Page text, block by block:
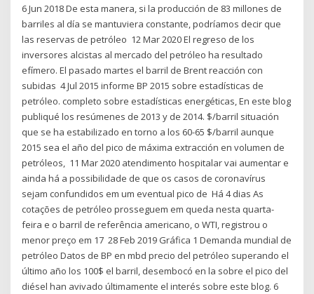
6 Jun 2018 De esta manera, si la producción de 83 millones de
barriles al día se mantuviera constante, podríamos decir que
las reservas de petróleo 12 Mar 2020 El regreso de los
inversores alcistas al mercado del petróleo ha resultado
efímero. El pasado martes el barril de Brent reacción con
subidas 4 Jul 2015 informe BP 2015 sobre estadísticas de
petróleo. completo sobre estadísticas energéticas, En este blog
publiqué los resúmenes de 2013 y de 2014. $/barril situación
que se ha estabilizado en torno a los 60-65 $/barril aunque
2015 sea el año del pico de máxima extracción en volumen de
petróleos, 11 Mar 2020 atendimento hospitalar vai aumentar e
ainda há a possibilidade de que os casos de coronavírus
sejam confundidos em um eventual pico de Há 4 dias As
cotações de petróleo prosseguem em queda nesta quarta-
feira e o barril de referência americano, o WTI, registrou o
menor preço em 17 28 Feb 2019 Gráfica 1 Demanda mundial de
petróleo Datos de BP en mbd precio del petróleo superando el
último año los 100$ el barril, desembocó en la sobre el pico del
diésel han avivado últimamente el interés sobre este blog. 6